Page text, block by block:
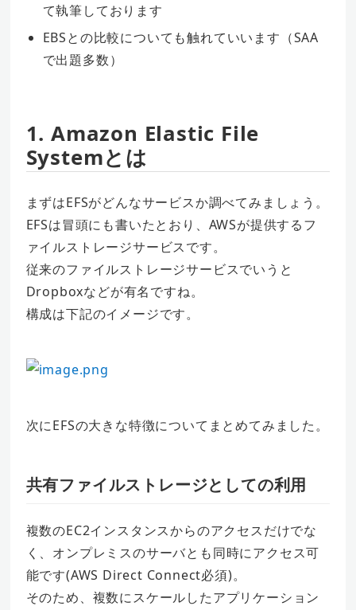
て執筆しております
EBSとの比較についても触れていいます（SAA
で出題多数）
1. Amazon Elastic File
Systemとは
まずはEFSがどんなサービスか調べてみましょう。
EFSは冒頭にも書いたとおり、AWSが提供するフ
ァイルストレージサービスです。
従来のファイルストレージサービスでいうと
Dropboxなどが有名ですね。
構成は下記のイメージです。
次にEFSの大きな特徴についてまとめてみました。
共有ファイルストレージとしての利用
複数のEC2インスタンスからのアクセスだけでな
く、オンプレミスのサーバとも同時にアクセス可
能です(AWS Direct Connect必須)。
そのため、複数にスケールしたアプリケーション